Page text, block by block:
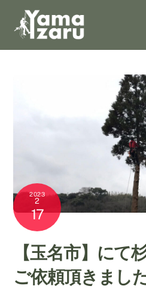
content
2023
2
17
【玉名市】にて
ご依頼頂きまし